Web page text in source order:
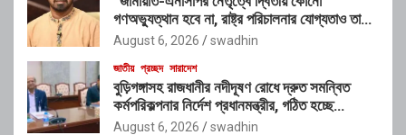
গণঅভ্যুত্থান হবে না, রাষ্ট্র পরিচালনার যোগ্যতাও তাদের
নেই”: রাশেদ খাঁনের
August 6, 2026 swadhin
জাতীয় প্রচ্ছদ সারাদেশ
বুড়িগঙ্গাসহ রাজধানীর নদীদূষণ রোধে দ্রুত সমন্বিত
কর্মপরিকল্পনার নির্দেশ প্রধানমন্ত্রীর, গঠিত হচ্ছে
আন্তঃসংস্থা সমন্বয় কমিটি
August 6, 2026 swadhin